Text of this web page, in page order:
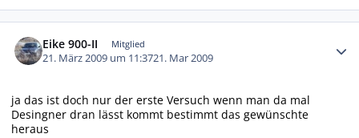
Eike 900-II Mitglied
21. März 2009 um 11:3721. Mar 2009
ja das ist doch nur der erste Versuch wenn man da mal
Desingner dran lässt kommt bestimmt das gewünschte
heraus